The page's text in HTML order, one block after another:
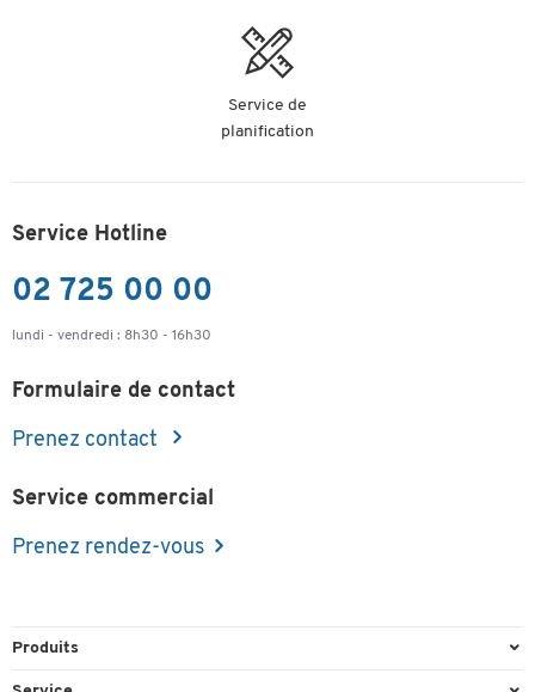
Service de
planification
Service Hotline
02 725 00 00
lundi - vendredi : 8h30 - 16h30
Formulaire de contact
Prenez contact
Service commercial
Prenez rendez-vous
Produits
Emballage et expédition